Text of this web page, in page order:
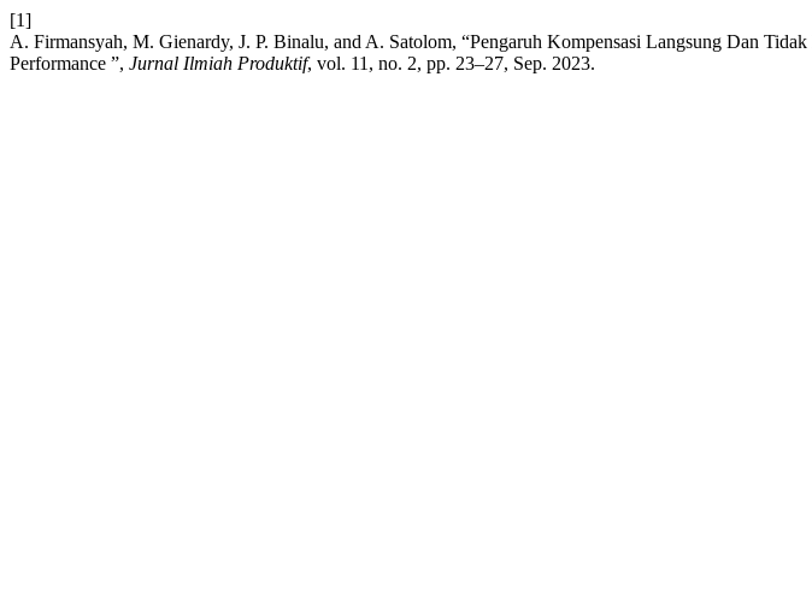
[1]
A. Firmansyah, M. Gienardy, J. P. Binalu, and A. Satolom, “Pengaruh Kompensasi Langsung Dan
Performance ”, Jurnal Ilmiah Produktif, vol. 11, no. 2, pp. 23–27, Sep. 2023.